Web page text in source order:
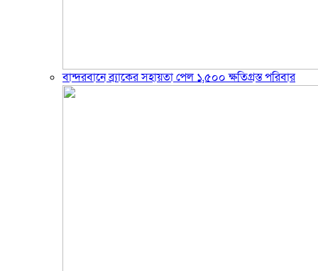
বান্দরবানে ব্র্যাকের সহায়তা পেল ১,৫০০ ক্ষতিগ্রস্ত পরিবার